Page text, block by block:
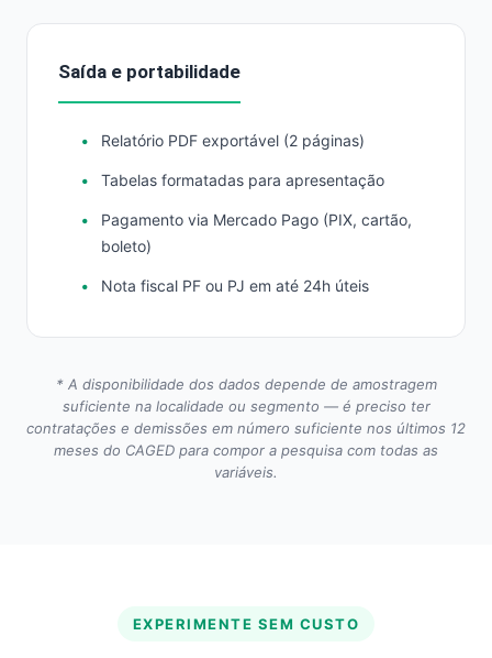
Saída e portabilidade
Relatório PDF exportável (2 páginas)
Tabelas formatadas para apresentação
Pagamento via Mercado Pago (PIX, cartão,
boleto)
Nota fiscal PF ou PJ em até 24h úteis
* A disponibilidade dos dados depende de amostragem
suficiente na localidade ou segmento — é preciso ter
contratações e demissões em número suficiente nos últimos 12
meses do CAGED para compor a pesquisa com todas as
variáveis.
EXPERIMENTE SEM CUSTO